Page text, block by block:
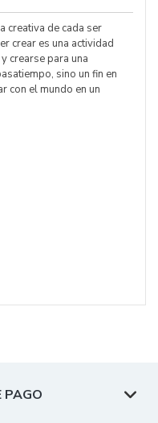
creativa de cada ser
crear es una actividad
crearse para una
sino un fin en
con el mundo en un
PAGO